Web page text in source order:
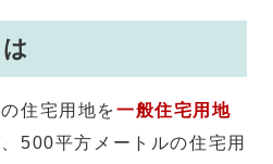
住宅用地を一般住宅用地
500平方メートルの住宅用